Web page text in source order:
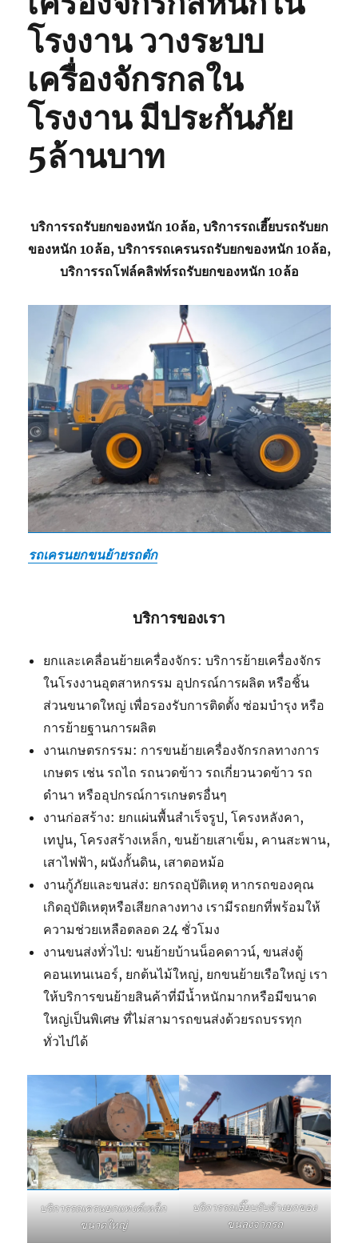
โรงงาน วางระบบ
เครื่องจักรกลใน
โรงงาน มีประกันภัย
5ล้านบาท
บริการรถรับยกของหนัก 10ล้อ, บริการรถเฮี๊ยบรถรับยก
ของหนัก 10ล้อ, บริการรถเครนรถรับยกของหนัก 10ล้อ,
บริการรถโฟล์คลิฟท์รถรับยกของหนัก 10ล้อ
รถเครนยกขนย้ายรถตัก
บริการของเรา
ยกและเคลื่อนย้ายเครื่องจักร: บริการย้ายเครื่องจักร
ในโรงงานอุตสาหกรรม อุปกรณ์การผลิต หรือชิ้น
ส่วนขนาดใหญ่ เพื่อรองรับการติดตั้ง ซ่อมบำรุง หรือ
การย้ายฐานการผลิต
งานเกษตรกรรม: การขนย้ายเครื่องจักรกลทางการ
เกษตร เช่น รถไถ รถนวดข้าว รถเกี่ยวนวดข้าว รถ
ดำนา หรืออุปกรณ์การเกษตรอื่นๆ
งานก่อสร้าง: ยกแผ่นพื้นสำเร็จรูป, โครงหลังคา,
เทปูน, โครงสร้างเหล็ก, ขนย้ายเสาเข็ม, คานสะพาน,
เสาไฟฟ้า, ผนังกั้นดิน, เสาตอหม้อ
งานกู้ภัยและขนส่ง: ยกรถอุบัติเหตุ หากรถของคุณ
เกิดอุบัติเหตุหรือเสียกลางทาง เรามีรถยกที่พร้อมให้
ความช่วยเหลือตลอด 24 ชั่วโมง
งานขนส่งทั่วไป: ขนย้ายบ้านน็อคดาวน์, ขนส่งตู้
คอนเทนเนอร์, ยกต้นไม้ใหญ่, ยกขนย้ายเรือใหญ่ เรา
ให้บริการขนย้ายสินค้าที่มีน้ำหนักมากหรือมีขนาด
ใหญ่เป็นพิเศษ ที่ไม่สามารถขนส่งด้วยรถบรรทุก
ทั่วไปได้
บริการรถเครนยกแทงค์เหล็ก
ขนาดใหญ่
บริการรถเฮี๊ยบรับจ้างยกของ
ขนลงจากรถ